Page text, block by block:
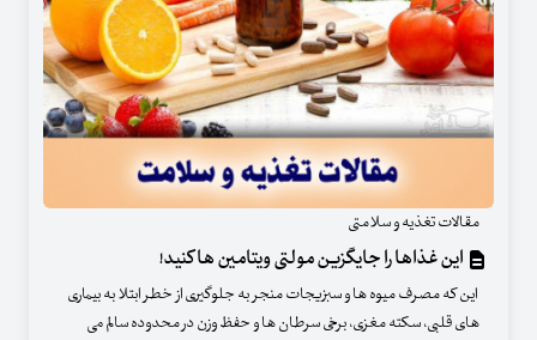
مقالات تغذیه و سلامتی
این غذاها را جایگزین مولتی ویتامین ها کنید!
این که مصرف میوه ها و سبزیجات منجر به جلوگیری از خطر ابتلا به بیماری
های قلبی، سکته مغزی، برخی سرطان ها و حفظ وزن در محدوده سالم می